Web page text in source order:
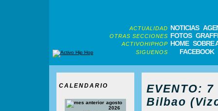
ACTUALIDAD NOTICIAS
OTRAS SECCIONES FOTOS
ACTIVOHIPHOP HOME SOBRE
SIGUENOS FACEBOOK
CALENDARIO
agosto
2026
EVENTO:
Bilbao